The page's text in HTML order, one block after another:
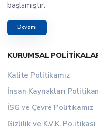
başlamıştır.
Devamı
KURUMSAL
Kalite Politikamız
İnsan Kaynakları
İSG ve Çevre Politikamız
Gizlilik ve K.V.K. Politikası